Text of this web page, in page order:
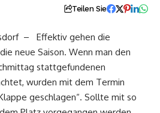
Teilen Sie
– Effektiv gehen die
neue Saison. Wenn man den
stattgefundenen
wurden mit dem Termin
geschlagen“. Sollte mit so